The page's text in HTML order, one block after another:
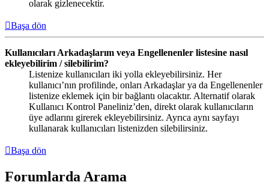
olarak gizlenecektir.
Başa dön
Kullanıcıları Arkadaşlarım veya Engellenenler listesine nasıl
ekleyebilirim / silebilirim?
Listenize kullanıcıları iki yolla ekleyebilirsiniz. Her
kullanıcı’nın profilinde, onları Arkadaşlar ya da Engellenenler
listenize eklemek için bir bağlantı olacaktır. Alternatif olarak
Kullanıcı Kontrol Paneliniz’den, direkt olarak kullanıcıların
üye adlarını girerek ekleyebilirsiniz. Ayrıca aynı sayfayı
kullanarak kullanıcıları listenizden silebilirsiniz.
Başa dön
Forumlarda Arama